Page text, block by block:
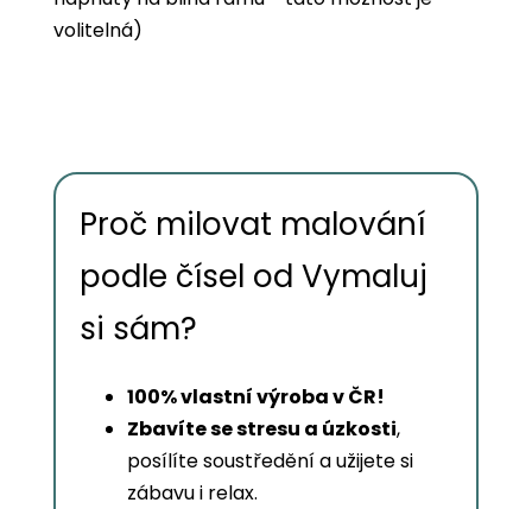
volitelná)
Proč milovat malování
podle čísel od Vymaluj
si sám?
100% vlastní výroba v ČR!
Zbavíte se stresu a úzkosti,
posílíte soustředění a užijete si
zábavu i relax.